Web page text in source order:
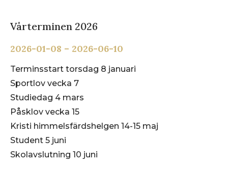
Vårterminen 2026
2026-01-08 – 2026-06-10
Terminsstart torsdag 8 januari
Sportlov vecka 7
Studiedag 4 mars
Påsklov vecka 15
Kristi himmelsfärdshelgen 14-15 maj
Student 5 juni
Skolavslutning 10 juni